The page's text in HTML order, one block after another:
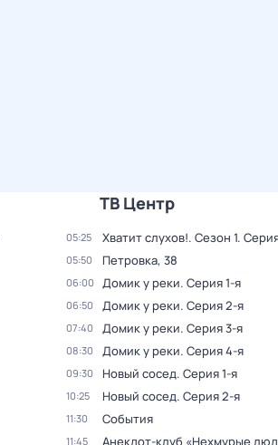
ТВ Центр
05:25 Хватит слухов!. Сезон 1.
05:50 Петровка, 38
06:00 Домик у реки. Серия 1-я
06:50 Домик у реки. Серия 2-я
07:40 Домик у реки. Серия 3-я
08:30 Домик у реки. Серия 4-я
09:30 Новый сосед. Серия 1-я
10:25 Новый сосед. Серия 2-я
11:30 События
11:45 Анекдот-клуб «Нехмурые